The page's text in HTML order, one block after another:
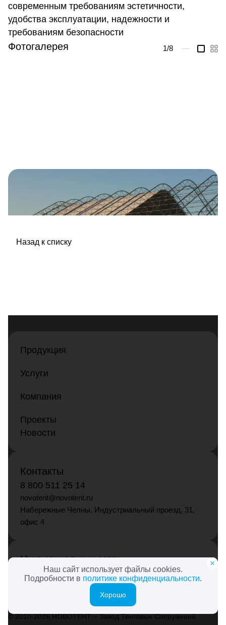
современным требованиям эстетичности,
удобства эксплуатации, надежности и
требованиям безопасности
Фотогалерея 1/8 —
Назад к списку
Наш сайт использует файлы cookies.
Подробности в политике конфиденциальности.
Хорошо
Продукция
Услуги
Компания
Проекты
Новости
Контакты
8 800 511 25 14
novotent@novotent.ru
Набережные Челны, Индустриальный проезд, 31,
офис 4
Мы в социальных сетях
© 2010-2026 НОВОТЕНТ – Завод Тентовых Сооружений